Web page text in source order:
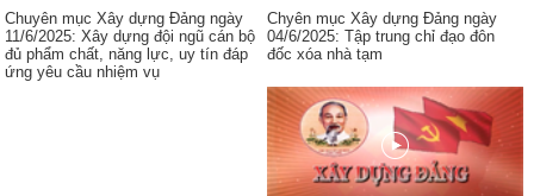
Chuyên mục Xây dựng Đảng ngày
11/6/2025: Xây dựng đội ngũ cán bộ
đủ phẩm chất, năng lực, uy tín đáp
ứng yêu cầu nhiệm vụ
Chyên mục Xây dựng Đảng ngày
04/6/2025: Tập trung chỉ đạo đôn
đốc xóa nhà tạm